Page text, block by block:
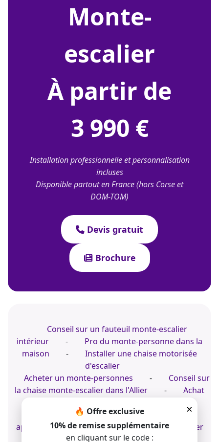
monte-
escalier
À partir de
3 990 €
Installation professionnelle et personnalisation
incluses
Disponible partout en France (hors Corse et
DOM-TOM)
Devis gratuit
Brochure
×
🔥 Offre exclusive
10% de remise supplémentaire
en cliquant sur le code :
Conseil sur un fauteuil monte-escalier
intérieur
-
Pro du monte-personne dans la
maison
-
Installer une chaise motorisée
d'escalier
Acheter un monte-personnes
-
Conseil sur
la chaise monte-escalier dans l'Allier
-
Achat
Conseil pour un monte-personne en
appartement
-
Expert du fauteuil d'escalier
dans le logement
- Achat d'un fauteuil